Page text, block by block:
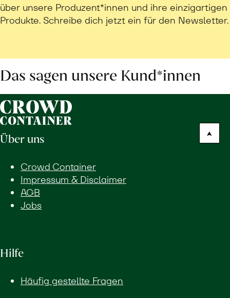
über unsere Produzent*innen und ihre einzigartigen
Produkte. Schreibe dich jetzt ein für den Newsletter.
Das sagen unsere Kund*innen
Über uns
Crowd Container
Impressum & Disclaimer
AGB
Jobs
Hilfe
Häufig gestellte Fragen